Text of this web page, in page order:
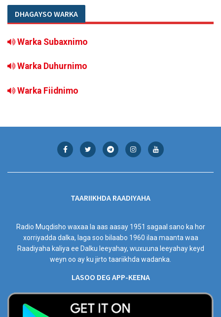
DHAGAYSO WARKA
Warka Subaxnimo
Warka Duhurnimo
Warka Fiidnimo
TAARIIKHDA RAADIYAHA
Radio Muqdisho waxaa la aas aasay 1951 sagaal sano ka hor
xorriyadda dalka, laga soo bilaabo 1960 ilaa maanta waa
Raadiyaha kaliya ee Dalku leeyahay, wuxuuna leeyahay keyd
weyn oo ay ku jirto taariikhda wadanka.
LASOO DEG APP-KEENA